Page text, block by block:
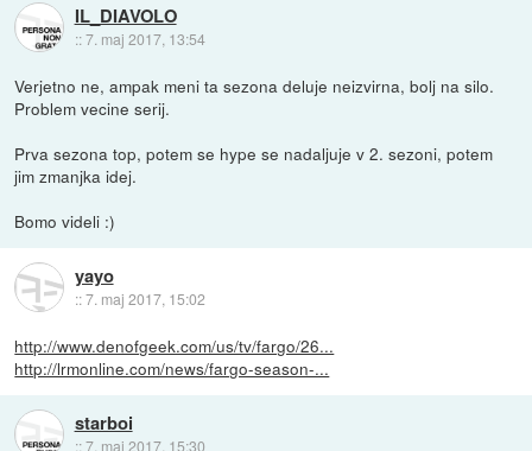
IL_DIAVOLO
::7. maj 2017, 13:54
Verjetno ne, ampak meni ta sezona deluje neizvirna, bolj na silo.
Problem vecine serij.
Prva sezona top, potem se hype se nadaljuje v 2. sezoni, potem
jim zmanjka idej.
Bomo videli :)
yayo
::7. maj 2017, 15:02
http://www.denofgeek.com/us/tv/fargo/26...
http://lrmonline.com/news/fargo-season-...
starboi
::7. maj 2017, 15:30